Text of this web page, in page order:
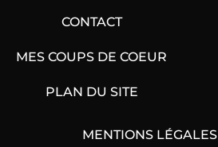
CONTACT
MES COUPS DE COEUR
PLAN DU SITE
MENTIONS LÉGALES